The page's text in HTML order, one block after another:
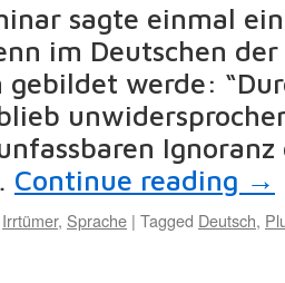
sagte einmal
im Deutschen
werde:
Continue reading →
Irrtümer, Sprache | Tagged Deutsch,